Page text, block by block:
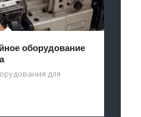
оборудование
для